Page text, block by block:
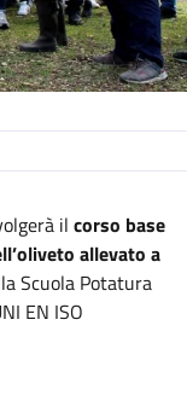
il corso base
allevato a
Scuola Potatura
EN ISO